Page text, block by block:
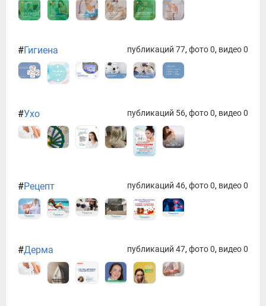
#Гигиена публикаций 77, фото 0, видео 0
#Ухо публикаций 56, фото 0, видео 0
#Рецепт публикаций 46,фото 0, видео 0
#Дерма публикаций 47, фото 0, видео 0